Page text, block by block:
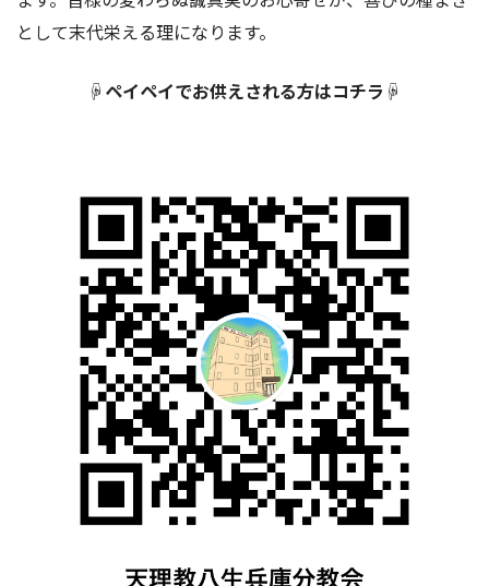
として末代栄える理になります。
☟ペイペイでお供えされる方はコチラ☟